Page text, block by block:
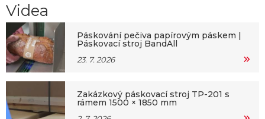
Videa
Páskování pečiva papírovým páskem |
Páskovací stroj BandAll
23. 7. 2026
Zakázkový páskovací stroj TP-201 s
rámem 1500 × 1850 mm